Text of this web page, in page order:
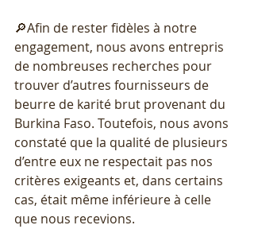
🔎Afin de rester fidèles à notre
engagement, nous avons entrepris
de nombreuses recherches pour
trouver d’autres fournisseurs de
beurre de karité brut provenant du
Burkina Faso. Toutefois, nous avons
constaté que la qualité de plusieurs
d’entre eux ne respectait pas nos
critères exigeants et, dans certains
cas, était même inférieure à celle
que nous recevions.